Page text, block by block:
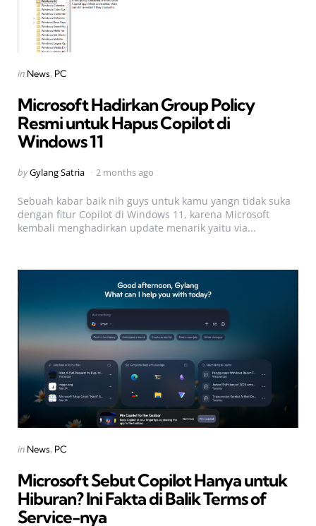
Categories
Posted
in News PC
Microsoft Hadirkan Group Policy
Resmi untuk Hapus Copilot di
Windows 11
Posted
byGylang Satria 2 months ago
Sebuah kabar baik nih guys untuk kamu yangn tidak suka
dengan fitur Copilot di Windows 11, karena Microsoft
kembali menghadirkan update menarik yaitu via...
Categories
Posted
in News PC
Microsoft Sebut Copilot Hanya untuk
Hiburan? Ini Fakta di Balik Terms of
Service-nya